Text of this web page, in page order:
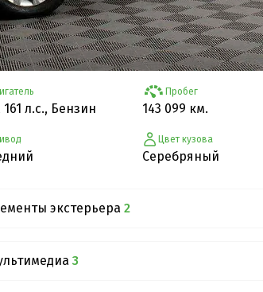
161 л.с., Бензин
Пробег
143 099 км.
Цвет кузова
Серебряный
экстерьера 2
3